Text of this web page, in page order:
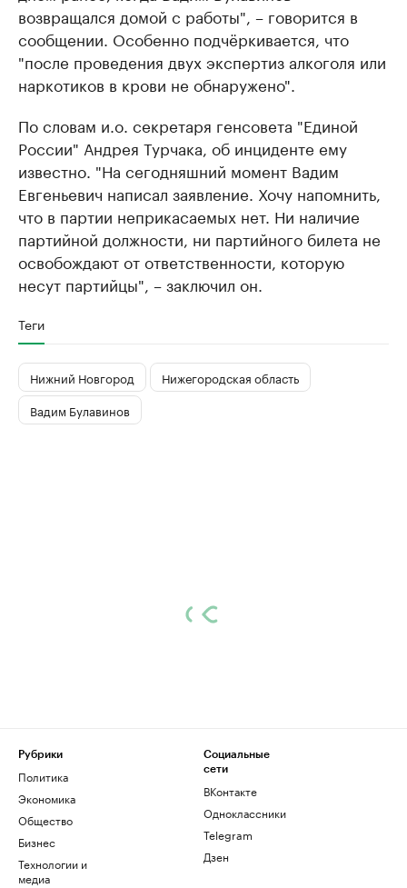
возвращался домой с работы", – говорится в
сообщении. Особенно подчёркивается, что
"после проведения двух экспертиз алкоголя или
наркотиков в крови не обнаружено".
По словам и.о. секретаря генсовета "Единой
России" Андрея Турчака, об инциденте ему
известно. "На сегодняшний момент Вадим
Евгеньевич написал заявление. Хочу напомнить,
что в партии неприкасаемых нет. Ни наличие
партийной должности, ни партийного билета не
освобождают от ответственности, которую
несут партийцы", – заключил он.
Теги
Нижний Новгород
Нижегородская область
Вадим Булавинов
Рубрики
Политика
Экономика
Общество
Бизнес
Технологии и
медиа
Социальные
сети
ВКонтакте
Одноклассники
Telegram
Дзен